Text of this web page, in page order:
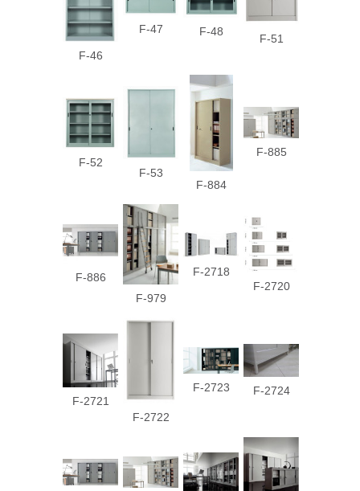
F-46
F-47 F-48
F-51
F-52
F-53
F-884
F-885
F-886
F-979
F-2718
F-2720
F-2721
F-2722
F-2723 F-2724